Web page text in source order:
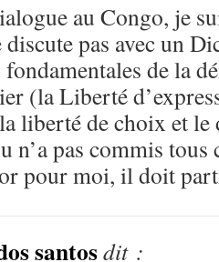
au Congo, je
discute pas avec un
de la
(la Liberté
liberté de choix et
n’a pas commis
pour moi, il doit
santosdit :